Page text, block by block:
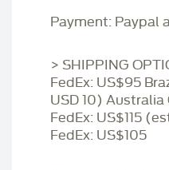
Payment: Paypal
> SHIPPING
FedEx: US$95
USD 10)
FedEx: US$115
FedEx: US$105